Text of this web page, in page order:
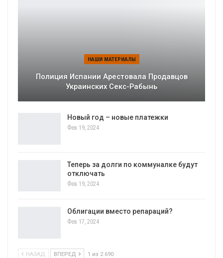
НАШИ МАТЕРИАЛЫ
Полиция Испании Арестовала Продавцов
Украинских Секс-Рабынь
Новый год – новые платежки
Фев 19, 2024
Теперь за долги по коммуналке будут
отключать
Фев 19, 2024
Облигации вместо репараций?
Фев 17, 2024
НАЗАД ВПЕРЕД 1 из 2 690